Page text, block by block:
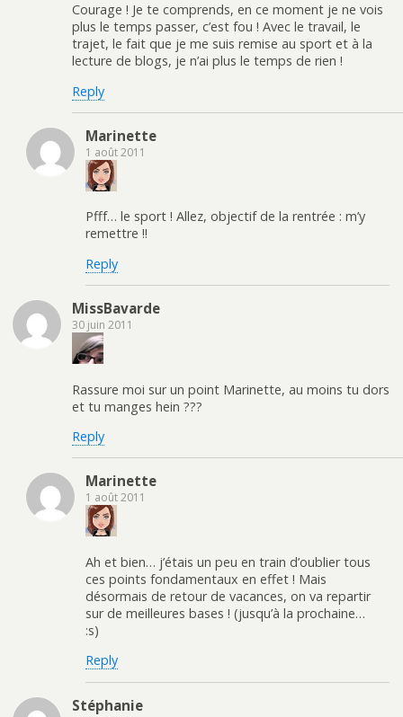
Courage ! Je te comprends, en ce moment je ne vois
plus le temps passer, c’est fou ! Avec le travail, le
trajet, le fait que je me suis remise au sport et à la
lecture de blogs, je n’ai plus le temps de rien !
Reply
Marinette
1 août 2011
Pfff… le sport ! Allez, objectif de la rentrée : m’y
remettre !!
Reply
MissBavarde
30 juin 2011
Rassure moi sur un point Marinette, au moins tu dors
et tu manges hein ???
Reply
Marinette
1 août 2011
Ah et bien… j’étais un peu en train d’oublier tous
ces points fondamentaux en effet ! Mais
désormais de retour de vacances, on va repartir
sur de meilleures bases ! (jusqu’à la prochaine…
:s)
Reply
Stéphanie